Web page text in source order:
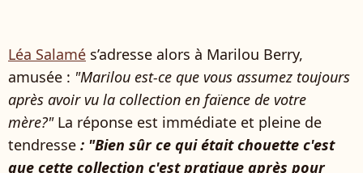
Léa Salamé s’adresse alors à Marilou Berry,
amusée : "Marilou est-ce que vous assumez toujours
après avoir vu la collection en faïence de votre
mère?"La réponse est immédiate et pleine de
tendresse : "Bien sûr ce qui était chouette c'est
que cette collection c'est pratique après pour